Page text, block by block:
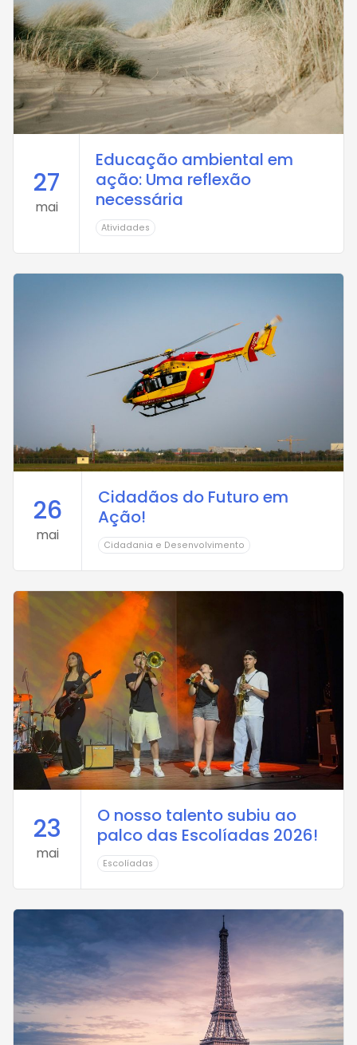
27
mai
Educação ambiental em
ação: Uma reflexão
necessária
Atividades
26
mai
Cidadãos do Futuro em
Ação!
Cidadania e Desenvolvimento
23
mai
O nosso talento subiu ao
palco das Escolíadas 2026!
Escolíadas